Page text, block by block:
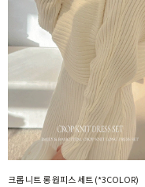
크롭 니트 롱 원피스 세트 (*3COLOR)